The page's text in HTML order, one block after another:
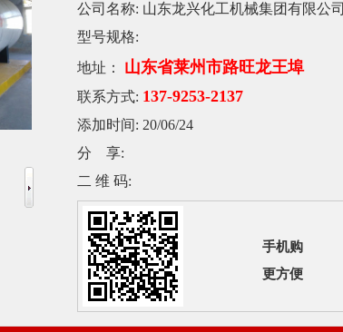
公司名称: 山东龙兴化工机械集团有限公司
型号规格:
地址：
山东省莱州市路旺龙王埠
联系方式: 137-9253-2137
添加时间: 20/06/24
分 享:
二 维 码:
手机购
更方便